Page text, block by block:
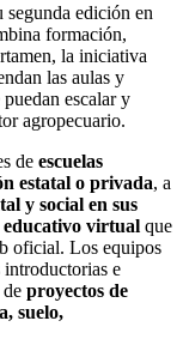
segunda edición en
formación,
la iniciativa
las aulas y
escalar y
agropecuario.
de escuelas
estatal o privada, a
y social en sus
educativo virtual que
oficial. Los equipos
e
proyectos de
suelo,